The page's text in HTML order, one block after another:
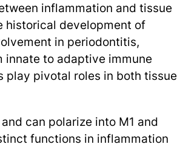
inflammation and tissue
historical development of
in periodontitis,
innate to adaptive immune
play pivotal roles in both tissue
can polarize into M1 and
functions in inflammation